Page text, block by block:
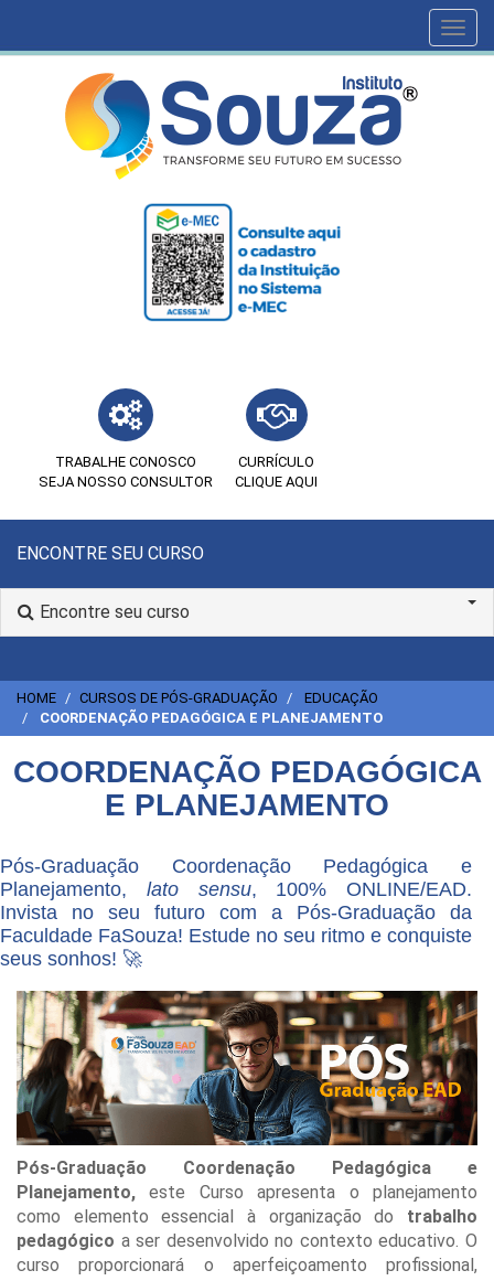
TRABALHE CONOSCO
SEJA NOSSO CONSULTOR
CURRÍCULO
CLIQUE AQUI
ENCONTRE SEU CURSO
Encontre seu curso
HOME CURSOS DE PÓS-GRADUAÇÃO
EDUCAÇÃO
COORDENAÇÃO PEDAGÓGICA E PLANEJAMENTO
COORDENAÇÃO PEDAGÓGICA
E PLANEJAMENTO
Pós-Graduação Coordenação Pedagógica e
Planejamento, lato sensu, 100% ONLINE/EAD.
Invista no seu futuro com a Pós-Graduação da
Faculdade FaSouza! Estude no seu ritmo e conquiste
seus sonhos! 🚀
Pós-Graduação Coordenação Pedagógica e
Planejamento, este Curso apresenta o planejamento
como elemento essencial à organização do trabalho
pedagógico a ser desenvolvido no contexto educativo. O
curso proporcionará o aperfeiçoamento profissional,